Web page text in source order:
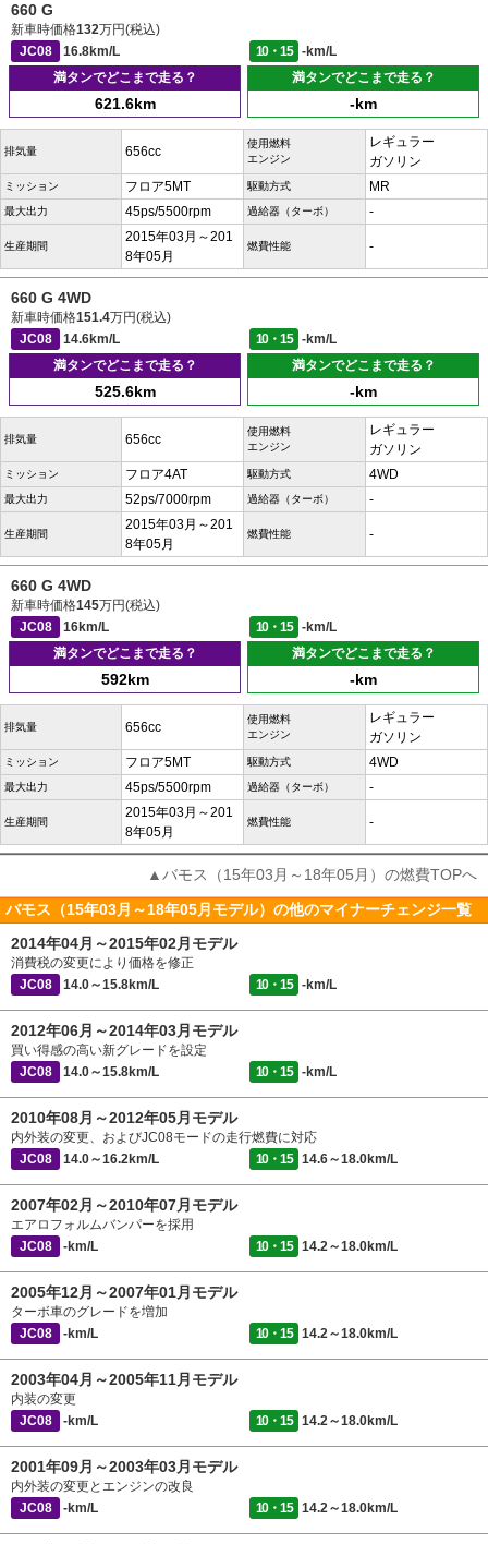
660 G
新車時価格132万円(税込)
JC08
16.8km/L 10・15
-km/L
満タンでどこまで走る？
621.6km
満タンでどこまで走る？
-km
排気量 656cc
使用燃料
エンジン
レギュラー
ガソリン
ミッション フロア5MT 駆動方式 MR
最大出力 45ps/5500rpm 過給器（ターボ） -
生産期間
2015年03月～201
8年05月
燃費性能 -
660 G 4WD
新車時価格151.4万円(税込)
JC08
14.6km/L 10・15
-km/L
満タンでどこまで走る？
525.6km
満タンでどこまで走る？
-km
排気量 656cc
使用燃料
エンジン
レギュラー
ガソリン
ミッション フロア4AT 駆動方式 4WD
最大出力 52ps/7000rpm 過給器（ターボ） -
生産期間
2015年03月～201
8年05月
燃費性能 -
660 G 4WD
新車時価格145万円(税込)
JC08
16km/L 10・15
-km/L
満タンでどこまで走る？
592km
満タンでどこまで走る？
-km
排気量 656cc
使用燃料
エンジン
レギュラー
ガソリン
ミッション フロア5MT 駆動方式 4WD
最大出力 45ps/5500rpm 過給器（ターボ） -
生産期間
2015年03月～201
8年05月
燃費性能 -
▲バモス（15年03月～18年05月）の燃費TOPへ
バモス（15年03月～18年05月モデル）の他のマイナーチェンジ一覧
2014年04月～2015年02月モデル
消費税の変更により価格を修正
JC08
14.0～15.8km/L 10・15 -km/L
2012年06月～2014年03月モデル
買い得感の高い新グレードを設定
JC08
14.0～15.8km/L 10・15 -km/L
2010年08月～2012年05月モデル
内外装の変更、およびJC08モードの走行燃費に対応
JC08
14.0～16.2km/L 10・15 14.6～18.0km/L
2007年02月～2010年07月モデル
エアロフォルムバンパーを採用
JC08
-km/L 10・15 14.2～18.0km/L
2005年12月～2007年01月モデル
ターボ車のグレードを増加
JC08
-km/L 10・15 14.2～18.0km/L
2003年04月～2005年11月モデル
内装の変更
JC08
-km/L 10・15 14.2～18.0km/L
2001年09月～2003年03月モデル
内外装の変更とエンジンの改良
JC08
-km/L 10・15 14.2～18.0km/L